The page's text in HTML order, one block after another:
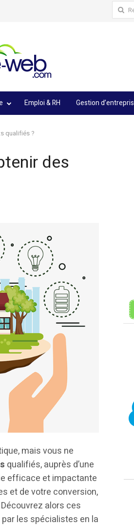
Emploi & RH Gestion
qualifiés ?
des
mais vous ne
qualifiés, auprès d’une
efficace et impactante
et de votre conversion,
alors ces
les spécialistes en la